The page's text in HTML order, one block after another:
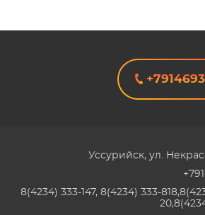
Уссурийск, ул.
8(4234) 333-147, 8(4234) 333-